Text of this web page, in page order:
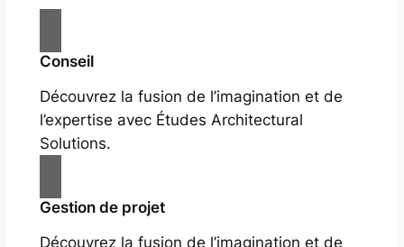
Conseil
Découvrez la fusion de l’imagination et de
l’expertise avec Études Architectural
Solutions.
Gestion de projet
Découvrez la fusion de l’imagination et de